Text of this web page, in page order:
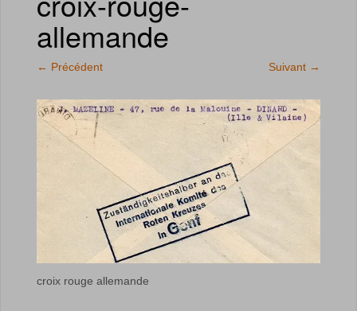
allemande
← Précédent Suivant →
croix rouge allemande